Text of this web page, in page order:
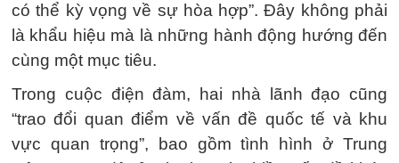
có thể kỳ vọng về sự hòa hợp”. Đây không phải
là khẩu hiệu mà là những hành động hướng đến
cùng một mục tiêu.
Trong cuộc điện đàm, hai nhà lãnh đạo cũng
“trao đổi quan điểm về vấn đề quốc tế và khu
vực quan trọng”, bao gồm tình hình ở Trung